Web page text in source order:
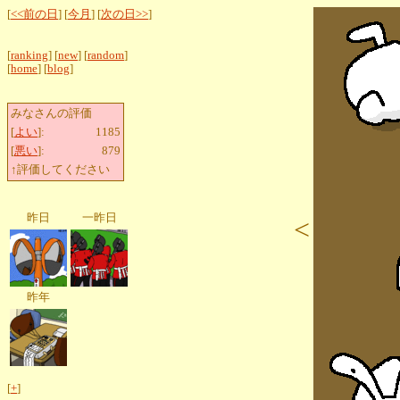
[<<前の日 ] [今月 ] [次の日>>]
[ranking] [new] [random]
[home] [blog]
みなさんの評価
[よい]:
1185
[悪い]:
879
↑評価してください
昨日 一昨日
昨年
[+]
<